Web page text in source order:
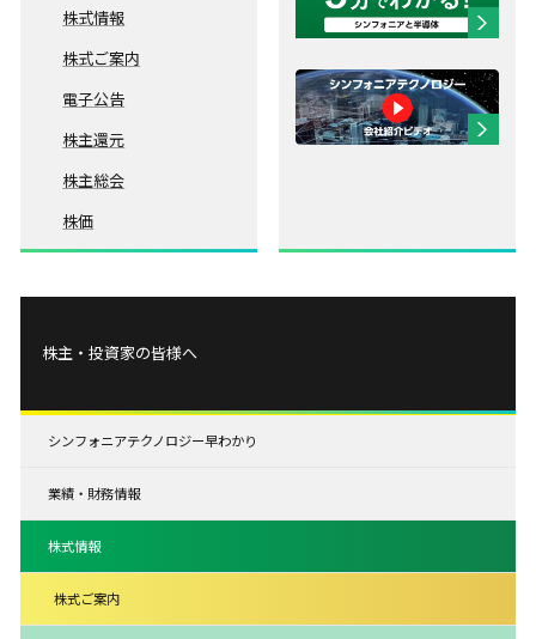
株式情報
株式ご案内
電子公告
株主還元
株主総会
株価
株主・投資家の皆様へ
シンフォニアテクノロジー早わかり
業績・財務情報
株式情報
株式ご案内